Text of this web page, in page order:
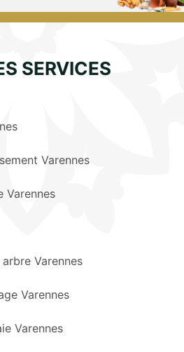
SERVICES
Varennes
Varennes
Varennes
Varennes
Varennes